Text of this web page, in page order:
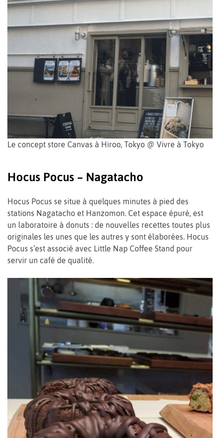
Le concept store Canvas à Hiroo, Tokyo @ Vivre à Tokyo
Hocus Pocus – Nagatacho
Hocus Pocus se situe à quelques minutes à pied des
stations Nagatacho et Hanzomon. Cet espace épuré, est
un laboratoire à donuts : de nouvelles recettes toutes plus
originales les unes que les autres y sont élaborées. Hocus
Pocus s’est associé avec Little Nap Coffee Stand pour
servir un café de qualité.